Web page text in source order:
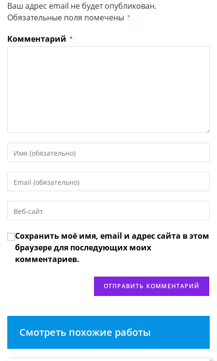
Ваш адрес email не будет опубликован.
Обязательные поля помечены *
Комментарий *
свое
или
имя
чтобы
прокомментировать
свой
адрес,
чтобы
URL
веб-
сайта
(необязательно)
Сохранить моё имя, email и адрес сайта в этом
браузере для последующих моих
комментариев.
Смотреть похожие работы